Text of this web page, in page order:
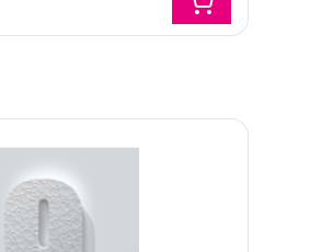
het cijfer meer als duidelijke